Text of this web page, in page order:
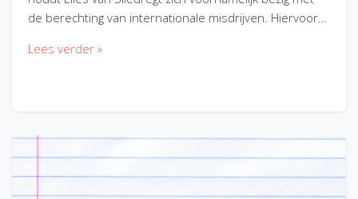
de berechting van internationale misdrijven. Hiervoor…
Lees verder »